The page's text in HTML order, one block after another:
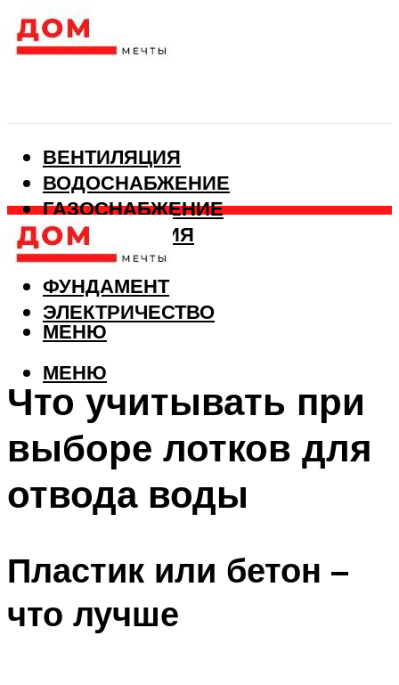
ВЕНТИЛЯЦИЯ
ВОДОСНАБЖЕНИЕ
ГАЗОСНАБЖЕНИЕ
КАНАЛИЗАЦИЯ
ОТОПЛЕНИЕ
ФУНДАМЕНТ
ЭЛЕКТРИЧЕСТВО
МЕНЮ
МЕНЮ
Что учитывать при
выборе лотков для
отвода воды
Пластик или бетон –
что лучше